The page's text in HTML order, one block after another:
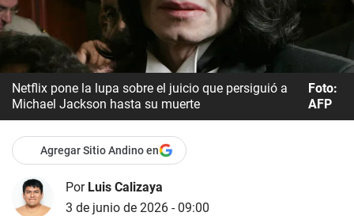
Netflix pone la lupa sobre el juicio que persiguió a
Michael Jackson hasta su muerte
Foto:
AFP
Agregar Sitio Andino en
Por Luis Calizaya
3 de junio de 2026 - 09:00